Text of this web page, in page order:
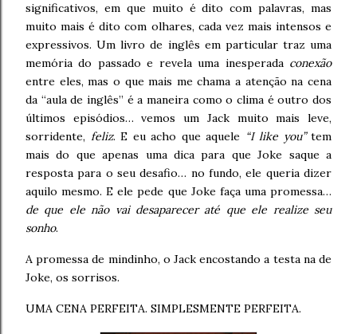
significativos, em que muito é dito com palavras, mas
muito mais é dito com olhares, cada vez mais intensos e
expressivos. Um livro de inglês em particular traz uma
memória do passado e revela uma inesperada conexão
entre eles, mas o que mais me chama a atenção na cena
da “aula de inglês” é a maneira como o clima é outro dos
últimos episódios… vemos um Jack muito mais leve,
sorridente, feliz. E eu acho que aquele “I like you”tem
mais do que apenas uma dica para que Joke saque a
resposta para o seu desafio… no fundo, ele queria dizer
aquilo mesmo. E ele pede que Joke faça uma promessa…
de que ele não vai desaparecer até que ele realize seu
sonho.
A promessa de mindinho, o Jack encostando a testa na de
Joke, os sorrisos.
UMA CENA PERFEITA. SIMPLESMENTE PERFEITA.